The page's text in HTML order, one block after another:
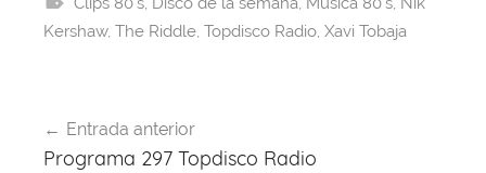
b
o
k
d
s
A
p
st a
m
Kershaw, The Riddle, Topdisco Radio, Xavi Tobaja
de
Entrada anterior
Programa 297 Topdisco Radio